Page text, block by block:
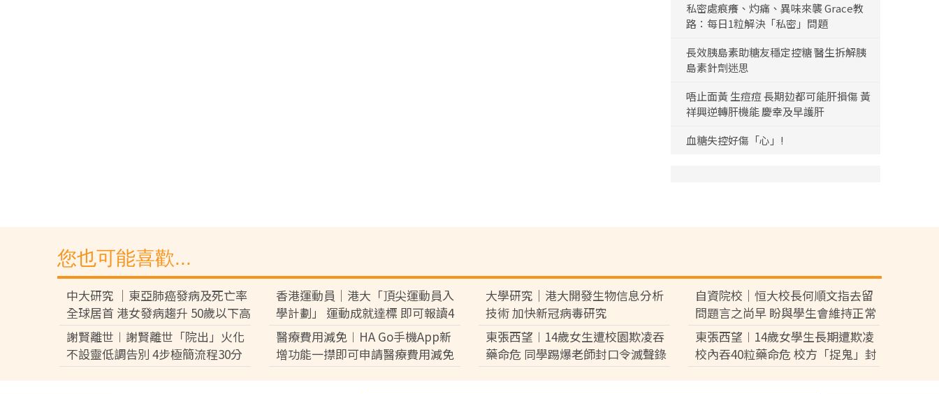
私密處痕癢、灼痛、異味來襲 Grace教
路：每日1粒解決「私密」問題
長效胰島素助糖友穩定控糖 醫生拆解胰
島素針劑迷思
唔止面黃 生痘痘 長期攰都可能肝損傷 黃
祥興逆轉肝機能 慶幸及早護肝
血糖失控好傷「心」!
您也可能喜歡...
中大研究 │東亞肺癌發病及死亡率
全球居首 港女發病趨升 50歲以下高
危
香港運動員｜港大「頂尖運動員入
學計劃」 運動成就達標 即可報讀4
學院
大學研究｜港大開發生物信息分析
技術 加快新冠病毒研究
自資院校｜恒大校長何順文指去留
問題言之尚早 盼與學生會維持正常
健康關係
謝賢離世︱謝賢離世「院出」火化
不設靈低調告別 4步極簡流程30分
鐘即出殯 只適用1類病人【附全港
醫療費用減免︱HA Go手機App新
增功能一㩒即可申請醫療費用減免
3分鐘完成預約免排隊【附申請條
東張西望︱14歲女生遭校園欺凌吞
藥命危 同學踢爆老師封口令滅聲錄
音逼和解：討論都冇用
東張西望︱14歲女學生長期遭欺凌
校內吞40粒藥命危 校方「捉鬼」封
口 家屬震怒踢爆冷血內幕